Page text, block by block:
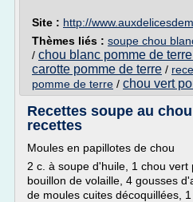
Site : http://
Thèmes liés : soupe chou
/ chou blanc pomme de
carotte pomme de terre /
pomme de terre / chou vert
Recettes soupe au
recettes
Moules en papillotes de chou
2 c. à soupe d'huile, 1 chou
bouillon de volaille, 4 gousses
de moules cuites décoquillées,